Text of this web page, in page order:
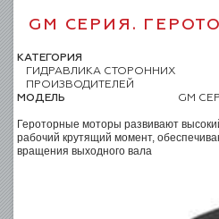
GM СЕРИЯ.
КАТЕГОРИЯ
ГИДРАВЛИКА СТОРОННИХ
ПРОИЗВОДИТЕЛЕЙ
МОДЕЛЬ
GM
Героторные моторы развивают
рабочий крутящий момент,
вращения выходного вала